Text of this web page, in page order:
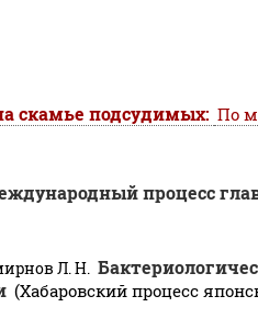
скамье подсудимых: По
процесс
Л. Н.
(Хабаровский процесс